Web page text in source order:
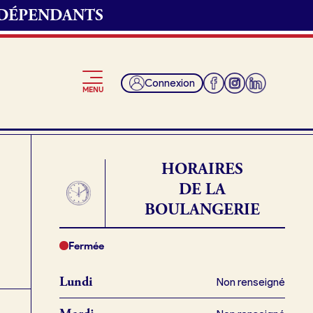
MENU Connexion
Je suis fournisseur
HORAIRES
DE LA
BOULANGERIE
Fermée
Lundi Non renseigné
du